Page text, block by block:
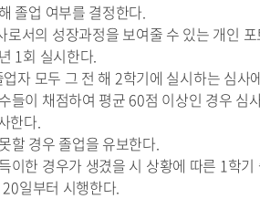
졸업 여부를 결정한다.
로서의 성장과정을 보여줄 수 있는 개인
1회 실시한다.
자 모두 그 전 해 2학기에 실시하는 심사
들이 채점하여 평균 60점 이상인 경우 심
한다.
할 경우 졸업을 유보한다.
이한 경우가 생겼을 시 상황에 따른 1학
일부터 시행한다.